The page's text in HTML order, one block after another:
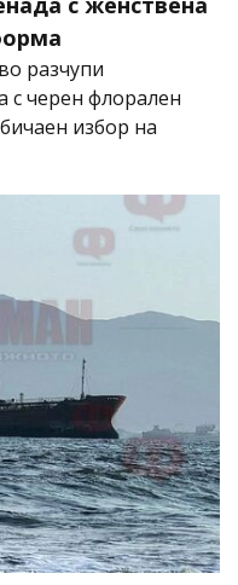
разчупи
с черен флорален
избор на